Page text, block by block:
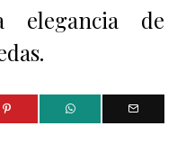
de